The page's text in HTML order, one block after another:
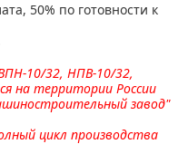
50% по готовности к
10/32, НПВ-10/32,
на территории России
завод"
цикл производства